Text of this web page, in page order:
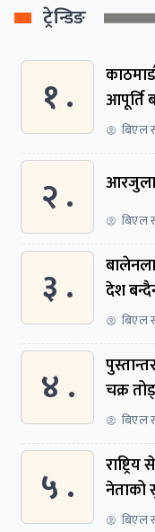
ट्रेन्डिङ
१ .
आपूर्ति
बिएल
२ . बिएल
३ .
देश
बिएल
४ .
चक्र
बिएल
५ .
नेताको
बिएल